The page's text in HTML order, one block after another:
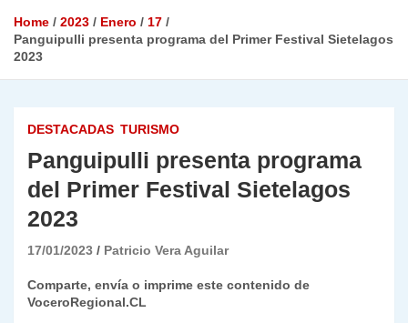
Home 2023 Enero
17
Panguipulli presenta programa del Primer Festival Sietelagos
2023
DESTACADAS TURISMO
Panguipulli presenta programa
del Primer Festival Sietelagos
2023
17/01/2023 Patricio Vera Aguilar
Comparte, envía o imprime este contenido de
VoceroRegional.CL